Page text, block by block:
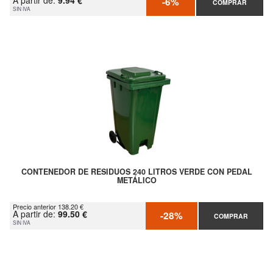
SIN IVA
COMPRAR
CONTENEDOR DE RESIDUOS 240 LITROS VERDE CON PEDAL
METÁLICO
Precio anterior 138.20 €
A partir de: 99.50 €
SIN IVA -28% COMPRAR